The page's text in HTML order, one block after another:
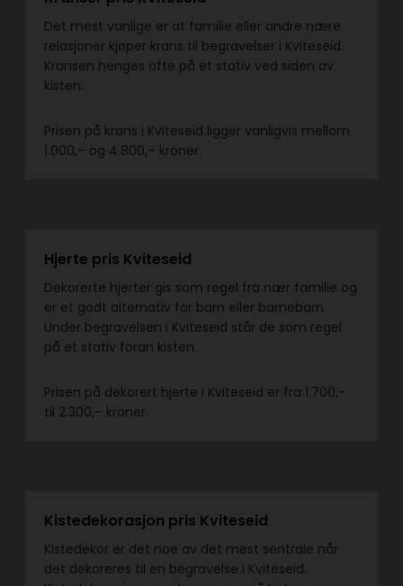
Det mest vanlige er at familie eller andre nære
relasjoner kjøper krans til begravelser i Kviteseid.
Kransen henges ofte på et stativ ved siden av
kisten.
Prisen på krans i Kviteseid ligger vanligvis mellom
1.000,– og 4.800,– kroner.
Hjerte pris Kviteseid
Dekorerte hjerter gis som regel fra nær familie og
er et godt alternativ for barn eller barnebarn.
Under begravelsen i Kviteseid står de som regel
på et stativ foran kisten.
Prisen på dekorert hjerte i Kviteseid er fra 1.700,–
til 2.300,– kroner.
Kistedekorasjon pris Kviteseid
Kistedekor er det noe av det mest sentrale når
det dekoreres til en begravelse i Kviteseid.